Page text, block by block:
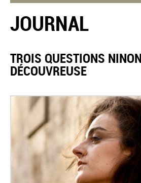
JOURNAL
TROIS QUESTIONS
DÉCOUVREUSE